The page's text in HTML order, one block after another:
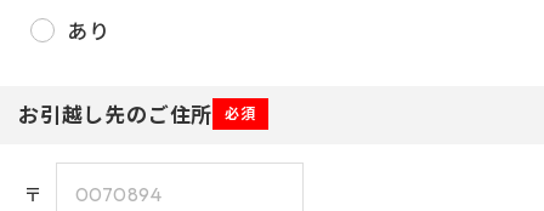
あり
お引越し先のご住所 必須
〒
2 3 4 5